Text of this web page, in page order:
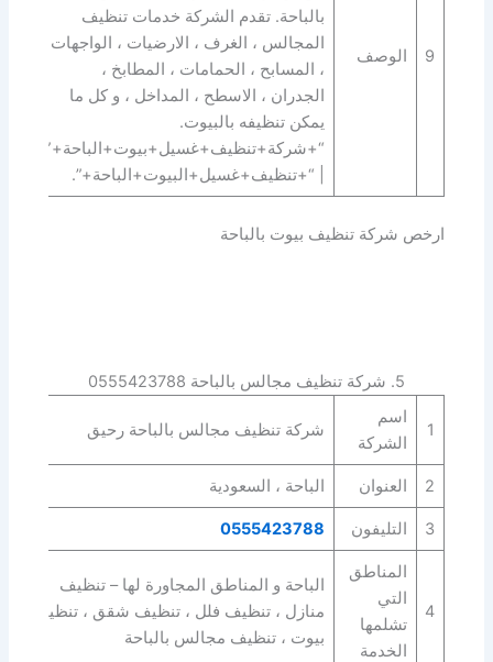
9 الوصف
بالباحة. تقدم الشركة خدمات تنظيف
المجالس ، الغرف ، الارضيات ، الواجهات
، المسابح ، الحمامات ، المطابخ ،
الجدران ، الاسطح ، المداخل ، و كل ما
يمكن تنظيفه بالبيوت.
“+شركة+تنظيف+غسيل+بيوت+الباحة+”
| “+تنظيف+غسيل+البيوت+الباحة+”.
ارخص شركة تنظيف بيوت بالباحة
5. شركة تنظيف مجالس بالباحة 0555423788
1
اسم
الشركة
شركة تنظيف مجالس بالباحة رحيق
2 العنوان الباحة ، السعودية
3 التليفون 0555423788
4
المناطق
التي
تشلمها
الخدمة
الباحة و المناطق المجاورة لها – تنظيف
منازل ، تنظيف فلل ، تنظيف شقق ، تنظيف
بيوت ، تنظيف مجالس بالباحة